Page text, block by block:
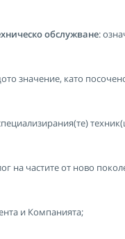
обслужване:
значение, като
на частите от ново
и Компанията;